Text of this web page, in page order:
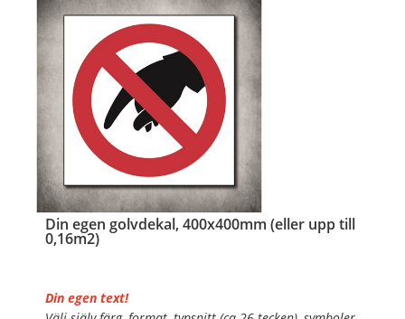
Din egen golvdekal, 400x400mm (eller upp till
0,16m2)
Din egen text!